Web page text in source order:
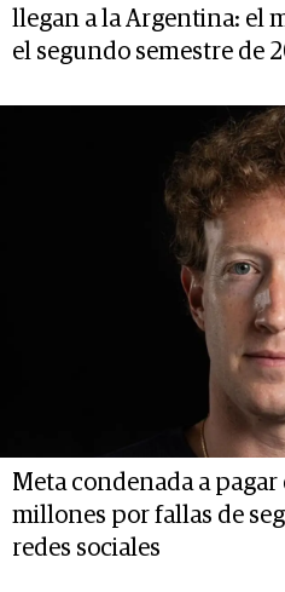
llegan a la Argentina: el
el segundo semestre de
Meta condenada a pagar
millones por fallas de
redes sociales